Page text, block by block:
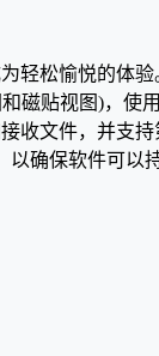
轻松愉悦的体验
磁贴视图)，使
收文件，并支持
确保软件可以